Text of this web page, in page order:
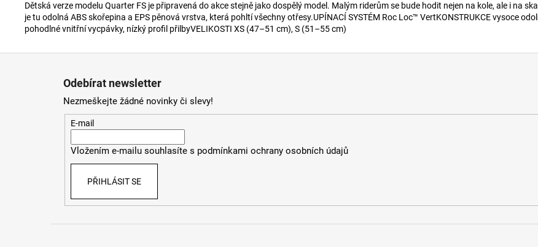
Dětská verze modelu Quarter FS je připravená do akce stejně jako dospělý model. Malým riderům se bude hodit nejen na kole, ale i na
je tu odolná ABS skořepina a EPS pěnová vrstva, která pohltí všechny otřesy.UPÍNACÍ SYSTÉM Roc Loc™ VertKONSTRUKCE vysoce
pohodlné vnitřní vycpávky, nízký profil přilbyVELIKOSTI XS (47–51 cm), S (51–55 cm)
Odebírat newsletter
Nezmeškejte žádné novinky či slevy!
E-mail
Vložením e-mailu souhlasíte s podmínkami ochrany osobních údajů
PŘIHLÁSIT SE